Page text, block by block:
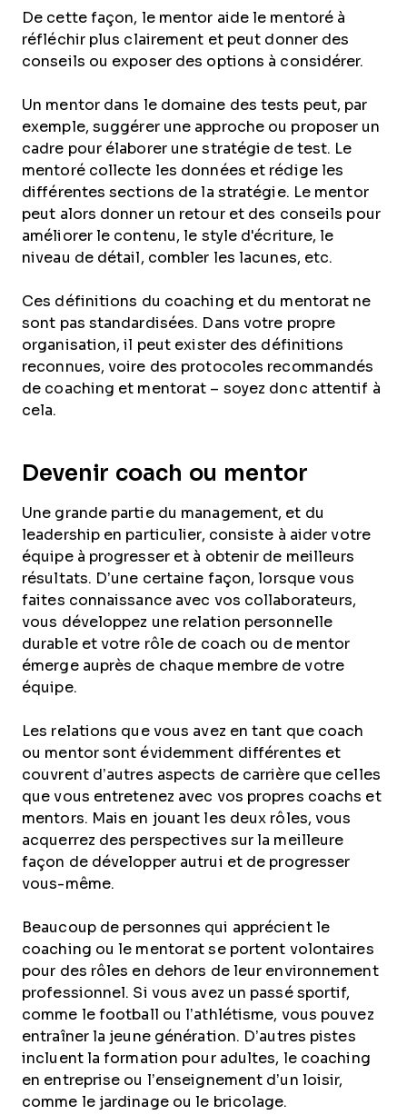
De cette façon, le mentor aide le mentoré à
réfléchir plus clairement et peut donner des
conseils ou exposer des options à considérer.
Un mentor dans le domaine des tests peut, par
exemple, suggérer une approche ou proposer un
cadre pour élaborer une stratégie de test. Le
mentoré collecte les données et rédige les
différentes sections de la stratégie. Le mentor
peut alors donner un retour et des conseils pour
améliorer le contenu, le style d'écriture, le
niveau de détail, combler les lacunes, etc.
Ces définitions du coaching et du mentorat ne
sont pas standardisées. Dans votre propre
organisation, il peut exister des définitions
reconnues, voire des protocoles recommandés
de coaching et mentorat – soyez donc attentif à
cela.
Devenir coach ou mentor
Une grande partie du management, et du
leadership en particulier, consiste à aider votre
équipe à progresser et à obtenir de meilleurs
résultats. D’une certaine façon, lorsque vous
faites connaissance avec vos collaborateurs,
vous développez une relation personnelle
durable et votre rôle de coach ou de mentor
émerge auprès de chaque membre de votre
équipe.
Les relations que vous avez en tant que coach
ou mentor sont évidemment différentes et
couvrent d’autres aspects de carrière que celles
que vous entretenez avec vos propres coachs et
mentors. Mais en jouant les deux rôles, vous
acquerrez des perspectives sur la meilleure
façon de développer autrui et de progresser
vous-même.
Beaucoup de personnes qui apprécient le
coaching ou le mentorat se portent volontaires
pour des rôles en dehors de leur environnement
professionnel. Si vous avez un passé sportif,
comme le football ou l’athlétisme, vous pouvez
entraîner la jeune génération. D’autres pistes
incluent la formation pour adultes, le coaching
en entreprise ou l’enseignement d’un loisir,
comme le jardinage ou le bricolage.